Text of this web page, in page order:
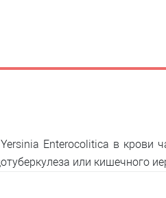
Enterocolitica в крови
или кишечного